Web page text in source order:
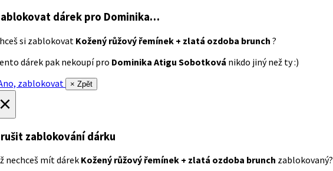
dárek pro Dominika…
si zablokovat Kožený růžový řemínek + zlatá ozdoba brunch ?
dárek pak nekoupí pro Dominika Atigu Sobotková nikdo jiný než ty :)
zablokovat
× Zpět
zablokování dárku
nechceš mít dárek Kožený růžový řemínek + zlatá ozdoba brunch zablokovaný?